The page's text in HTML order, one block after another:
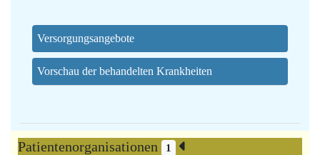
Versorgungsangebote
Vorschau der behandelten Krankheiten
Patientenorganisationen 1